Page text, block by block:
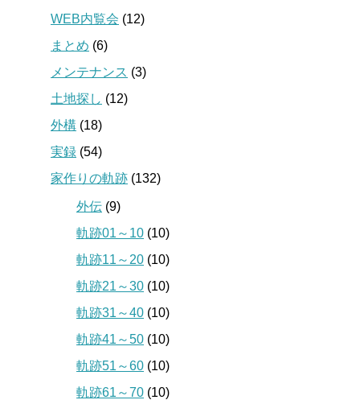
WEB内覧会 (12)
まとめ (6)
メンテナンス (3)
土地探し (12)
外構 (18)
実録 (54)
家作りの軌跡 (132)
外伝 (9)
軌跡01～10 (10)
軌跡11～20 (10)
軌跡21～30 (10)
軌跡31～40 (10)
軌跡41～50 (10)
軌跡51～60 (10)
軌跡61～70 (10)